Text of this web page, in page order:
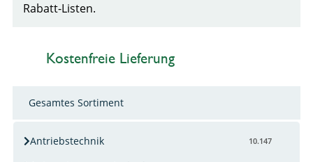
Rabatt-Listen.
Kostenfreie Lieferung
Gesamtes Sortiment
Antriebstechnik 10.147